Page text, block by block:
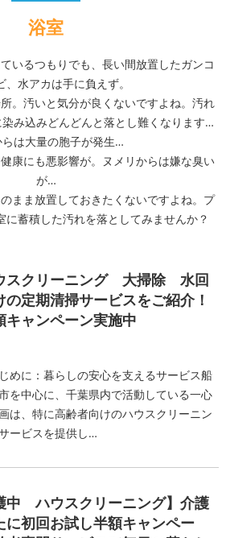
浴室
いるつもりでも、長い間放置したガンコ
、水アカは手に負えず。
。汚いと気分が良くないですよね。汚れ
み込みどんどんと落とし難くなります…
らは大量の胞子が発生…
康にも悪影響が。ヌメリからは嫌な臭い
が…
まま放置しておきたくないですよね。プ
に蓄積した汚れを落としてみませんか？
スクリーニング 大掃除 水回
の定期清掃サービスをご紹介！
キャンペーン実施中
めに：暮らしの安心を支えるサービス船
を中心に、千葉県内で活動している一心
は、特に高齢者向けのハウスクリーニン
ービスを提供し…
中 ハウスクリーニング】介護
に初回お試し半額キャンペー